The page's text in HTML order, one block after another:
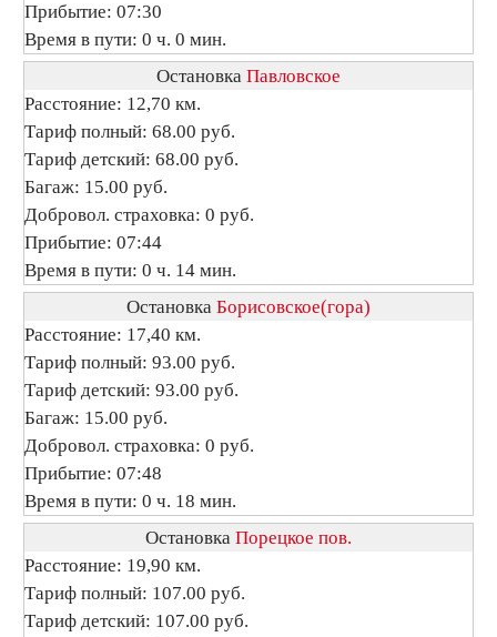
Прибытие: 07:30
Время в пути: 0 ч. 0 мин.
Остановка Павловское
Расстояние: 12,70 км.
Тариф полный: 68.00 руб.
Тариф детский: 68.00 руб.
Багаж: 15.00 руб.
Добровол. страховка: 0 руб.
Прибытие: 07:44
Время в пути: 0 ч. 14 мин.
Остановка Борисовское(гора)
Расстояние: 17,40 км.
Тариф полный: 93.00 руб.
Тариф детский: 93.00 руб.
Багаж: 15.00 руб.
Добровол. страховка: 0 руб.
Прибытие: 07:48
Время в пути: 0 ч. 18 мин.
Остановка Порецкое пов.
Расстояние: 19,90 км.
Тариф полный: 107.00 руб.
Тариф детский: 107.00 руб.